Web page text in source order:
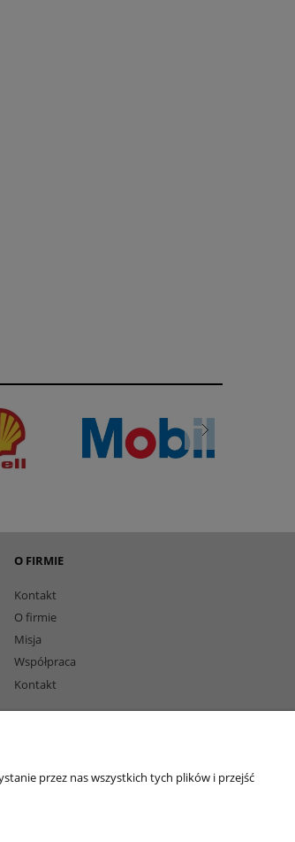
O FIRMIE
Kontakt
O firmie
Misja
Współpraca
Kontakt
przez nas wszystkich tych plików i przejść